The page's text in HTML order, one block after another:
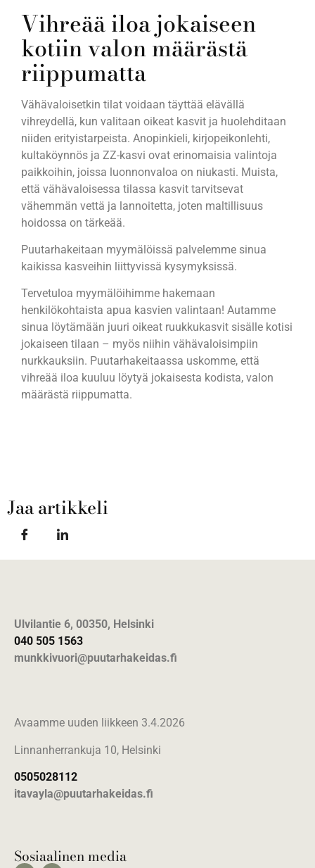
Vihreää iloa jokaiseen
kotiin valon määrästä
riippumatta
Vähävaloisetkin tilat voidaan täyttää elävällä
vihreydellä, kun valitaan oikeat kasvit ja huolehditaan
niiden erityistarpeista. Anopinkieli, kirjopeikonlehti,
kultaköynnös ja ZZ-kasvi ovat erinomaisia valintoja
paikkoihin, joissa luonnonvaloa on niukasti. Muista,
että vähävaloisessa tilassa kasvit tarvitsevat
vähemmän vettä ja lannoitetta, joten maltillisuus
hoidossa on tärkeää.
Puutarhakeitaan myymälöissä palvelemme sinua
kaikissa kasveihin liittyvissä kysymyksissä.
Tervetuloa myymälöihimme hakemaan
henkilökohtaista apua kasvien valintaan! Autamme
sinua löytämään juuri oikeat ruukkukasvit sisälle kotisi
jokaiseen tilaan – myös niihin vähävaloisimpiin
nurkkauksiin. Puutarhakeitaassa uskomme, että
vihreää iloa kuuluu löytyä jokaisesta kodista, valon
määrästä riippumatta.
Jaa artikkeli
Ulvilantie 6, 00350, Helsinki
040 505 1563
munkkivuori@puutarhakeidas.fi
Avaamme uuden liikkeen 3.4.2026
Linnanherrankuja 10, Helsinki
0505028112
itavayla@puutarhakeidas.fi
Sosiaalinen media